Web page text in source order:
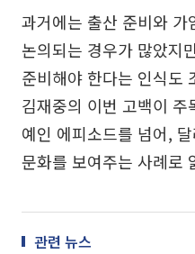
과거에는 출산 준비와
논의되는 경우가 많았지
준비해야 한다는 인식도
김재중의 이번 고백이 주
예인 에피소드를 넘어,
문화를 보여주는 사례로
관련 뉴스